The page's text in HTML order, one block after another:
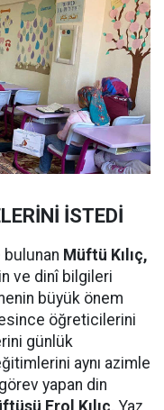
İSTEDİ
Müftü Kılıç,
ve dinî bilgileri
büyük önem
öğreticilerini
günlük
aynı azimle
yapan din
Erol Kılıç, Yaz